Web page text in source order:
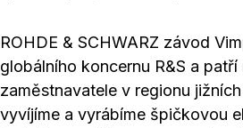
ROHDE & SCHWARZ závod
globálního koncernu R&S a
zaměstnavatele v regionu
vyvíjíme a vyrábíme špičkovou